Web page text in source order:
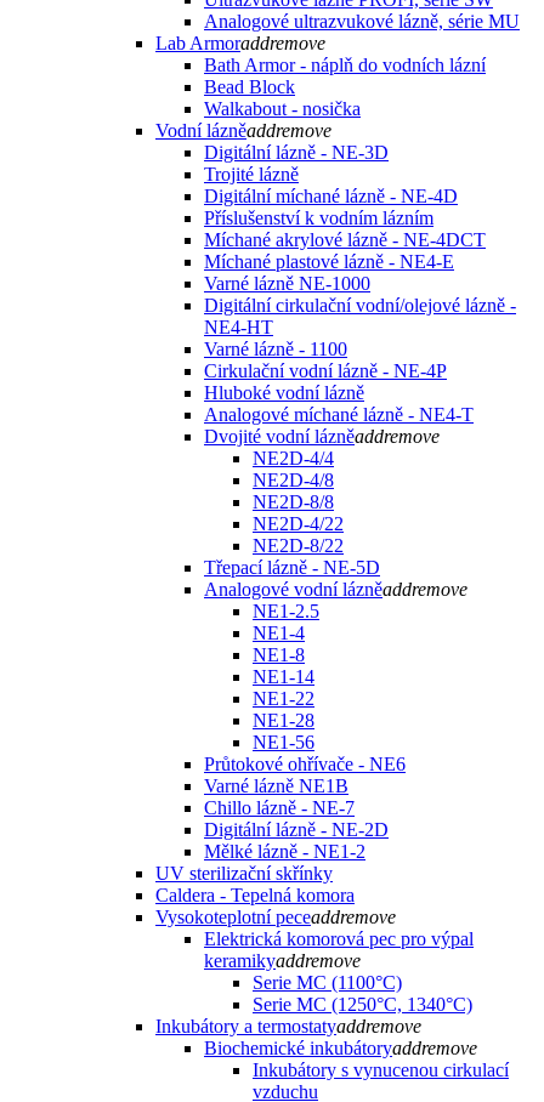
Analogové ultrazvukové lázně, série MU
Lab Armoraddremove
Bath Armor - náplň do vodních lázní
Bead Block
Walkabout - nosička
Vodní lázněaddremove
Digitální lázně - NE-3D
Trojité lázně
Digitální míchané lázně - NE-4D
Příslušenství k vodním lázním
Míchané akrylové lázně - NE-4DCT
Míchané plastové lázně - NE4-E
Varné lázně NE-1000
Digitální cirkulační vodní/olejové lázně -
NE4-HT
Varné lázně - 1100
Cirkulační vodní lázně - NE-4P
Hluboké vodní lázně
Analogové míchané lázně - NE4-T
Dvojité vodní lázněaddremove
NE2D-4/4
NE2D-4/8
NE2D-8/8
NE2D-4/22
NE2D-8/22
Třepací lázně - NE-5D
Analogové vodní lázněaddremove
NE1-2.5
NE1-4
NE1-8
NE1-14
NE1-22
NE1-28
NE1-56
Průtokové ohřívače - NE6
Varné lázně NE1B
Chillo lázně - NE-7
Digitální lázně - NE-2D
Mělké lázně - NE1-2
UV sterilizační skřínky
Caldera - Tepelná komora
Vysokoteplotní peceaddremove
Elektrická komorová pec pro výpal
keramikyaddremove
Serie MC (1100°C)
Serie MC (1250°C, 1340°C)
Inkubátory a termostatyaddremove
Biochemické inkubátoryaddremove
Inkubátory s vynucenou cirkulací
vzduchu